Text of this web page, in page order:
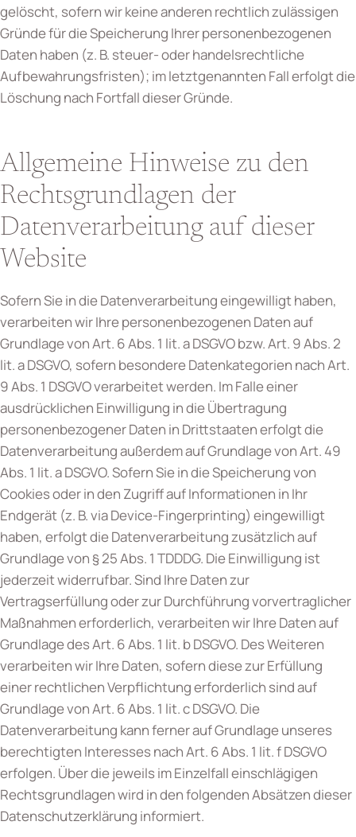
gelöscht, sofern wir keine anderen rechtlich zulässigen
Gründe für die Speicherung Ihrer personenbezogenen
Daten haben (z. B. steuer- oder handelsrechtliche
Aufbewahrungsfristen); im letztgenannten Fall erfolgt die
Löschung nach Fortfall dieser Gründe.
Allgemeine Hinweise zu den
Rechtsgrundlagen der
Datenverarbeitung auf dieser
Website
Sofern Sie in die Datenverarbeitung eingewilligt haben,
verarbeiten wir Ihre personenbezogenen Daten auf
Grundlage von Art. 6 Abs. 1 lit. a DSGVO bzw. Art. 9 Abs. 2
lit. a DSGVO, sofern besondere Datenkategorien nach Art.
9 Abs. 1 DSGVO verarbeitet werden. Im Falle einer
ausdrücklichen Einwilligung in die Übertragung
personenbezogener Daten in Drittstaaten erfolgt die
Datenverarbeitung außerdem auf Grundlage von Art. 49
Abs. 1 lit. a DSGVO. Sofern Sie in die Speicherung von
Cookies oder in den Zugriff auf Informationen in Ihr
Endgerät (z. B. via Device-Fingerprinting) eingewilligt
haben, erfolgt die Datenverarbeitung zusätzlich auf
Grundlage von § 25 Abs. 1 TDDDG. Die Einwilligung ist
jederzeit widerrufbar. Sind Ihre Daten zur
Vertragserfüllung oder zur Durchführung vorvertraglicher
Maßnahmen erforderlich, verarbeiten wir Ihre Daten auf
Grundlage des Art. 6 Abs. 1 lit. b DSGVO. Des Weiteren
verarbeiten wir Ihre Daten, sofern diese zur Erfüllung
einer rechtlichen Verpflichtung erforderlich sind auf
Grundlage von Art. 6 Abs. 1 lit. c DSGVO. Die
Datenverarbeitung kann ferner auf Grundlage unseres
berechtigten Interesses nach Art. 6 Abs. 1 lit. f DSGVO
erfolgen. Über die jeweils im Einzelfall einschlägigen
Rechtsgrundlagen wird in den folgenden Absätzen dieser
Datenschutzerklärung informiert.